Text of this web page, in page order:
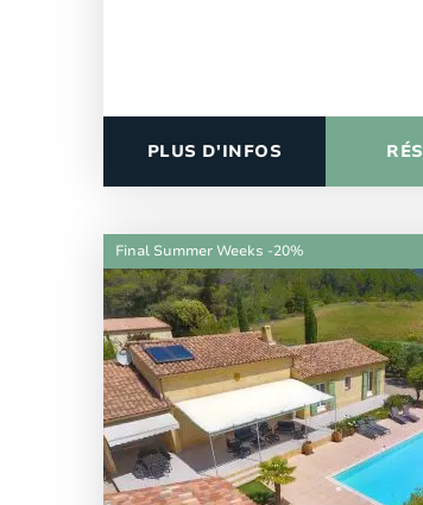
PLUS D'INFOS
Final Summer Weeks -20%